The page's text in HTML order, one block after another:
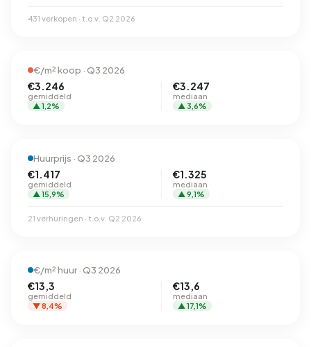
431 verkopen · t.o.v. Q2 2026
€/m² koop · Q3 2026
€3.246
gemiddeld
▲ 1,2%
€3.247
mediaan
▲ 3,6%
Huurprijs · Q3 2026
€1.417
gemiddeld
▲ 15,9%
€1.325
mediaan
▲ 9,1%
21 verhuringen · t.o.v. Q2 2026
€/m² huur · Q3 2026
€13,3
gemiddeld
▼ 8,4%
€13,6
mediaan
▲ 17,1%